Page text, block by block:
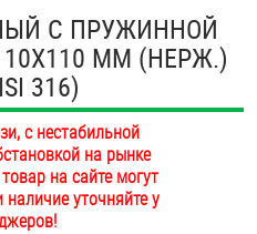
инструмент
С ПРУЖИННОЙ
ММ (НЕРЖ.)
316)
с нестабильной
на рынке
на сайте могут
уточняйте у